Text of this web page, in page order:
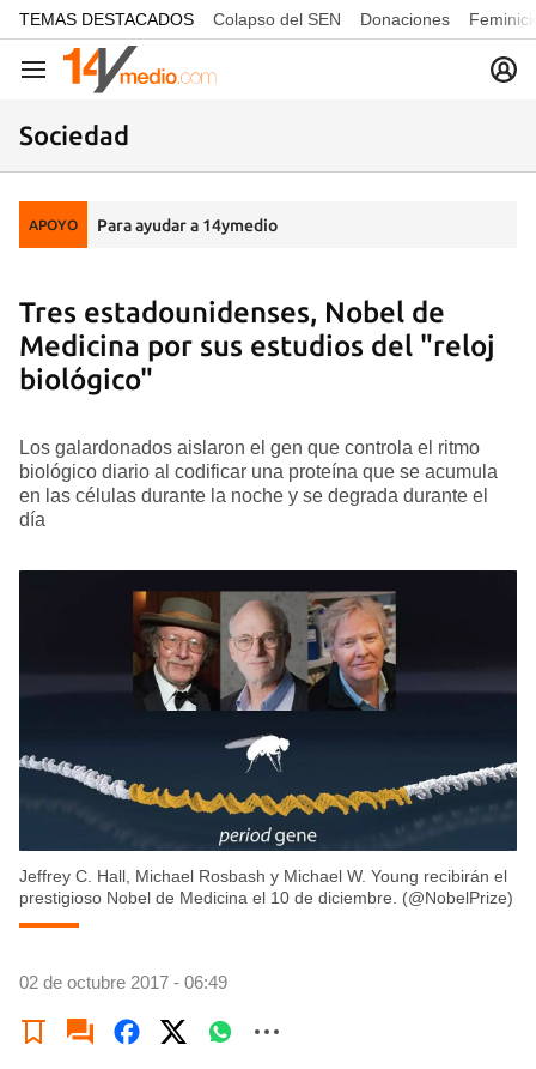
common.go-to-content
TEMAS DESTACADOS Colapso del SEN Donaciones
Navegación
Sociedad
APOYO Para ayudar a 14ymedio
Tres estadounidenses, Nobel de
Medicina por sus estudios del "reloj
biológico"
Los galardonados aislaron el gen que controla el ritmo
biológico diario al codificar una proteína que se acumula
en las células durante la noche y se degrada durante el
día
Jeffrey C. Hall, Michael Rosbash y Michael W. Young recibirán el
prestigioso Nobel de Medicina el 10 de diciembre. (@NobelPrize)
02 de octubre 2017 - 06:49